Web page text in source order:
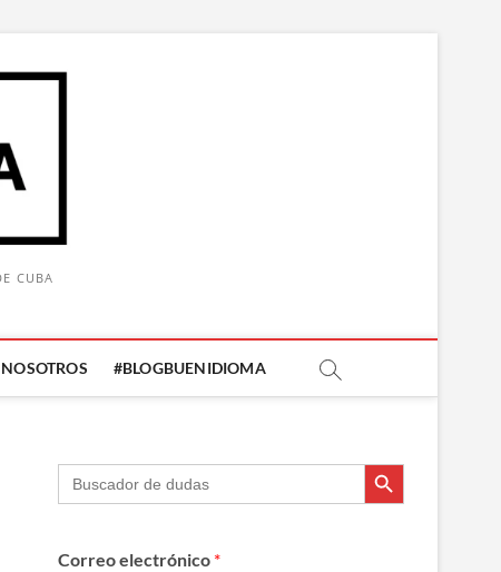
CUBA
#BLOGBUENIDIOMA Botón de búsqueda
Buscar: Botón de búsqueda
Correo electrónico *